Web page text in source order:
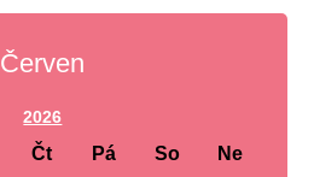
Červen
2026
Čt Pá So Ne